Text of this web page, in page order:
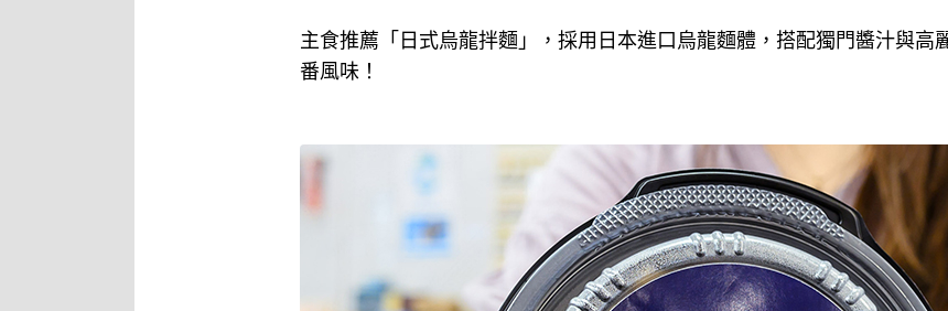
主食推薦「日式烏龍拌麵」，採用日本進口烏龍麵體，搭配獨門醬汁與高
番風味！